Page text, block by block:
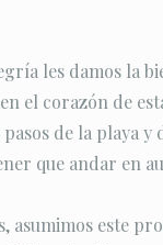
les damos la
el corazón de
de la playa
que andar en
asumimos este